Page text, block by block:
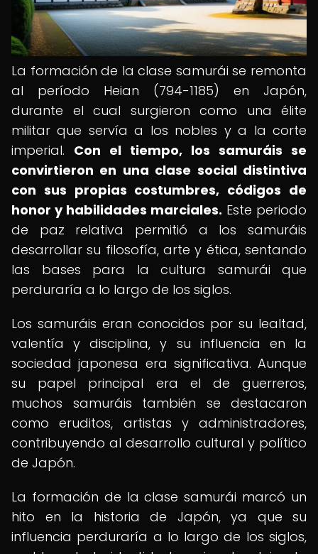
La formación de la clase samurái se remonta
al período Heian (794-1185) en Japón,
durante el cual surgieron como una élite
militar que servía a los nobles y a la corte
imperial. Con el tiempo, los samuráis se
convirtieron en una clase social distintiva
con sus propias costumbres, códigos de
honor y habilidades marciales. Este periodo
de paz relativa permitió a los samuráis
desarrollar su filosofía, arte y ética, sentando
las bases para la cultura samurái que
perduraría a lo largo de los siglos.
Los samuráis eran conocidos por su lealtad,
valentía y disciplina, y su influencia en la
sociedad japonesa era significativa. Aunque
su papel principal era el de guerreros,
muchos samuráis también se destacaron
como eruditos, artistas y administradores,
contribuyendo al desarrollo cultural y político
de Japón.
La formación de la clase samurái marcó un
hito en la historia de Japón, ya que su
influencia perduraría a lo largo de los siglos,